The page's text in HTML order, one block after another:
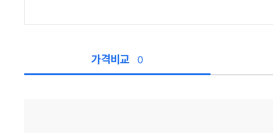
가격비교 0